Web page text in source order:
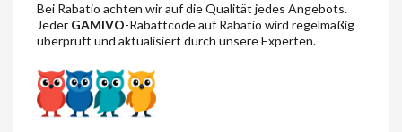
Bei Rabatio achten wir auf die Qualität jedes Angebots.
Jeder GAMIVO-Rabattcode auf Rabatio wird regelmäßig
überprüft und aktualisiert durch unsere Experten.